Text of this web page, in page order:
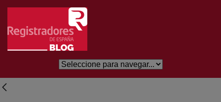
Skip to Main Content